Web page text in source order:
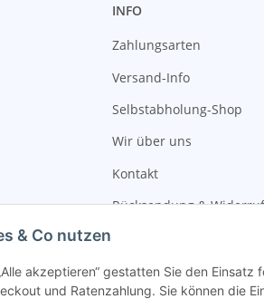
INFO
Zahlungsarten
Versand-Info
Selbstabholung-Shop
Wir über uns
Kontakt
Rücksendung & Widerruf
& Co nutzen
akzeptieren“ gestatten Sie den
und Ratenzahlung. Sie können die